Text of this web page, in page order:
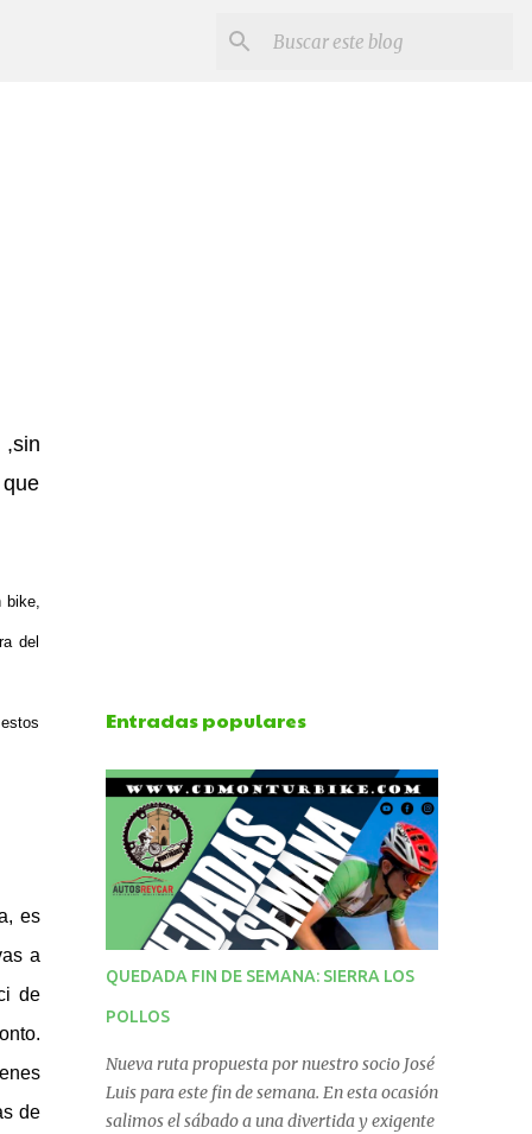
bike,
del
es
a
de
de
Entradas populares
QUEDADA FIN DE SEMANA: SIERRA LOS
POLLOS
Nueva ruta propuesta por nuestro socio José
Luis para este fin de semana. En esta ocasión
salimos el sábado a una divertida y exigente